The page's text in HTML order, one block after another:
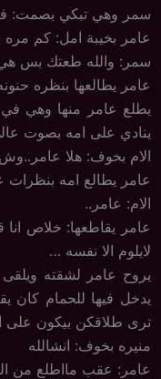
سمر وهي تبكي بصمت:
عامر بخيبة امل: كم مره
سمر: والله طعتك بس هي
عامر يطالعها بنظره
يطلع عامر منها وهي في
ينادي على امه بصوت
الام بخوف: هلا
عامر يطالع امه
الام: عامر..
عامر يقاطعها: خلاص
لايلوم الا نفسه …
يروح عامر لشقته
يدخل فيها للحمام كان
ترى طلاقكن بيكون على
منيره بخوف: انشالله
عامر: عقب مااطلع من